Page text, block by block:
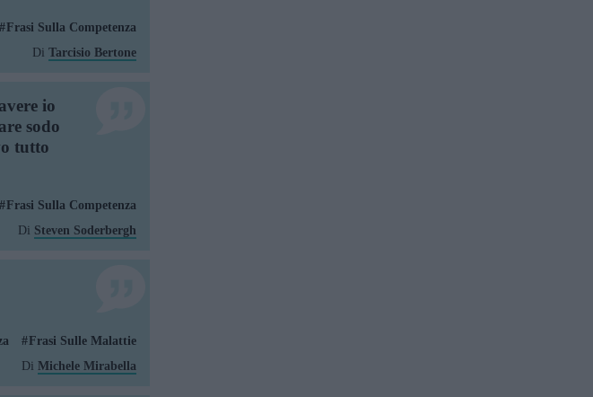
Frasi Sulla Competenza
Di Tarcisio Bertone
io
sodo
tutto
Frasi Sulla Competenza
Di Steven Soderbergh
Frasi Sulle Malattie
Di Michele Mirabella